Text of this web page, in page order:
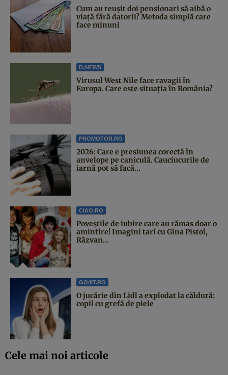
Cum au reușit doi pensionari să aibă o
viață fără datorii? Metoda simplă care
face minuni
D:NEWS
Virusul West Nile face ravagii în
Europa. Care este situația în România?
PROMOTOR.RO
2026: Care e presiunea corectă în
anvelope pe caniculă. Cauciucurile de
iarnă pot să facă...
CIAO.RO
Poveştile de iubire care au rămas doar o
amintire! Imagini tari cu Gina Pistol,
Răzvan...
GO4IT.RO
O jucărie din Lidl a explodat la căldură:
copil cu grefă de piele
Cele mai noi articole